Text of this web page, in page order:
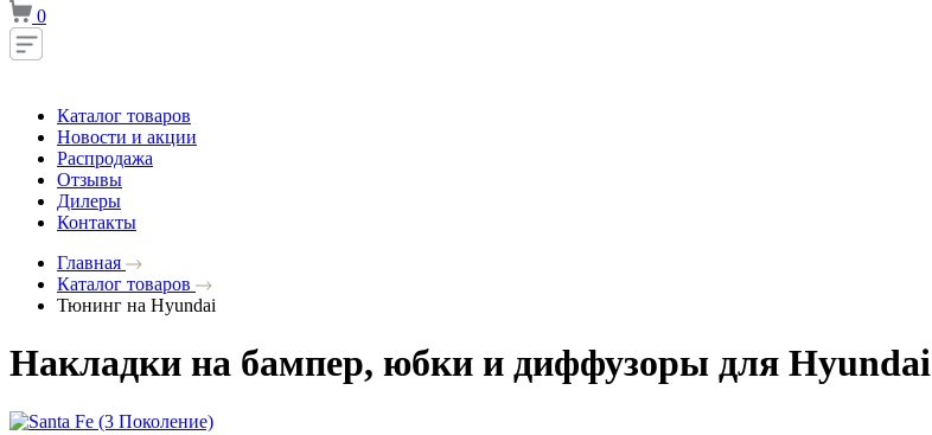
0
Каталог товаров
Новости и акции
Распродажа
Отзывы
Дилеры
Контакты
Главная
Каталог товаров
Тюнинг на Hyundai
Накладки на бампер, юбки и диффузоры для Hyundai